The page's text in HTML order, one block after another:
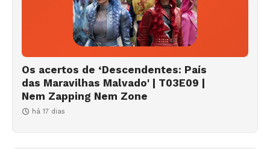
Os acertos de ‘Descendentes: País
das Maravilhas Malvado' | T03E09 |
Nem Zapping Nem Zone
há 17 dias